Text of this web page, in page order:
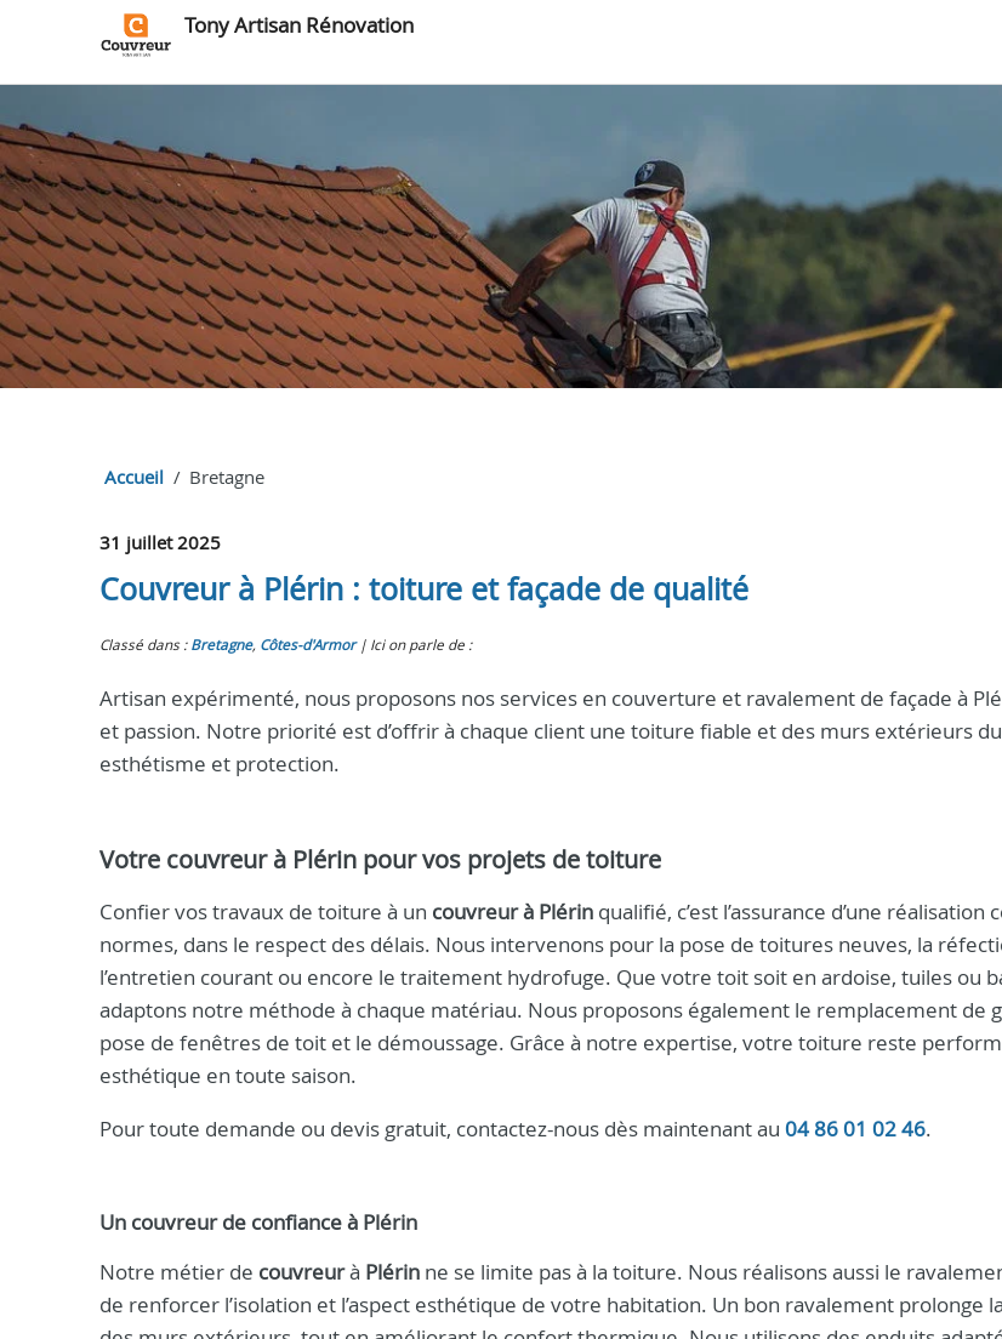
Tony Artisan Rénovation
Accueil Bretagne
31 juillet 2025
Couvreur à Plérin : toiture et façade de qualité
Classé dans : Bretagne, Côtes-d'Armor Ici on parle de :
Artisan expérimenté, nous proposons nos services en couverture et ravalement de façade à
et passion. Notre priorité est d’offrir à chaque client une toiture fiable et des murs extérieurs
esthétisme et protection.
Votre couvreur à Plérin pour vos projets de toiture
Confier vos travaux de toiture à un couvreur à Plérin qualifié, c’est l’assurance d’une
normes, dans le respect des délais. Nous intervenons pour la pose de toitures neuves, la
l’entretien courant ou encore le traitement hydrofuge. Que votre toit soit en ardoise, tuiles ou
adaptons notre méthode à chaque matériau. Nous proposons également le remplacement de
pose de fenêtres de toit et le démoussage. Grâce à notre expertise, votre toiture reste
esthétique en toute saison.
Pour toute demande ou devis gratuit, contactez-nous dès maintenant au 04 86 01 02 46.
Un couvreurde confiance à Plérin
Notre métier de couvreurà Plérin ne se limite pas à la toiture. Nous réalisons aussi le
de renforcer l’isolation et l’aspect esthétique de votre habitation. Un bon ravalement prolonge